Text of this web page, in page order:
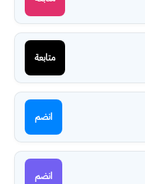
متابعة
انضم
انضم